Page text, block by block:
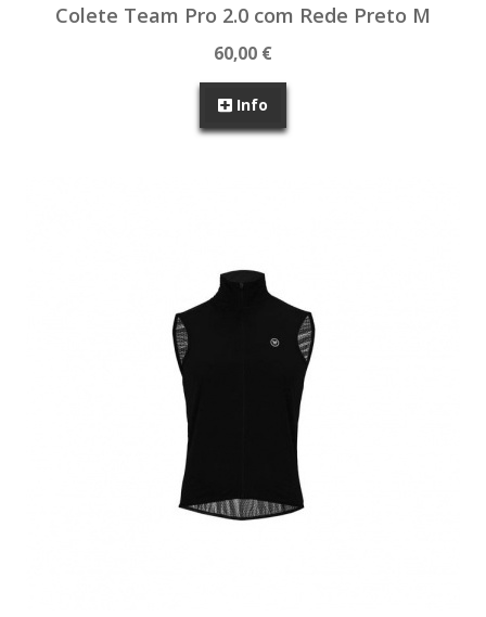
Colete Team Pro 2.0 com Rede Preto M
60,00 €
Info